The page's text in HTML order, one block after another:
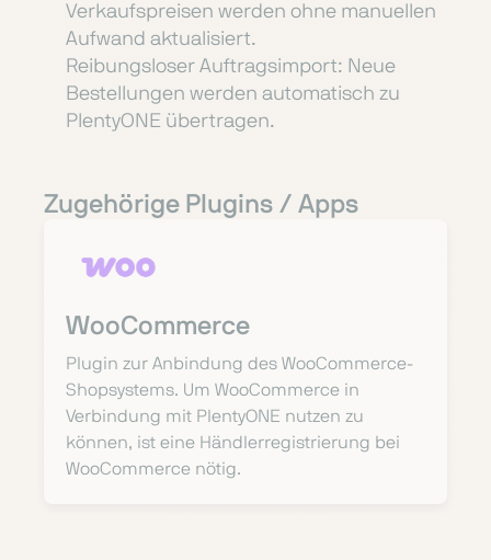
Verkaufspreisen werden ohne manuellen
Aufwand aktualisiert.
Reibungsloser Auftragsimport: Neue
Bestellungen werden automatisch zu
PlentyONE übertragen.
Zugehörige Plugins / Apps
WooCommerce
Plugin zur Anbindung des WooCommerce-
Shopsystems. Um WooCommerce in
Verbindung mit PlentyONE nutzen zu
können, ist eine Händlerregistrierung bei
WooCommerce nötig.